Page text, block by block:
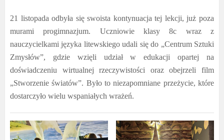
21 listopada odbyła się swoista kontynuacja tej lekcji, już poza
murami progimnazjum. Uczniowie klasy 8c wraz z
nauczycielkami języka litewskiego udali się do „Centrum Sztuki
Zmysłów”, gdzie wzięli udział w edukacji opartej na
doświadczeniu wirtualnej rzeczywistości oraz obejrzeli film
„Stworzenie światów”. Było to niezapomniane przeżycie, które
dostarczyło wielu wspaniałych wrażeń.